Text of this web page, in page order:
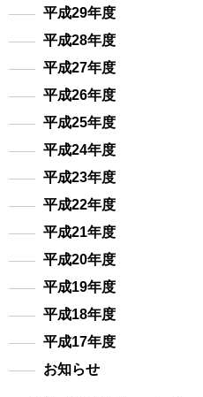
平成29年度
平成28年度
平成27年度
平成26年度
平成25年度
平成24年度
平成23年度
平成22年度
平成21年度
平成20年度
平成19年度
平成18年度
平成17年度
お知らせ